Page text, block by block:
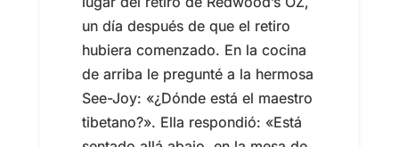
un día después de que el retiro
hubiera comenzado. En la cocina
de arriba le pregunté a la hermosa
See-Joy: «¿Dónde está el maestro
tibetano?». Ella respondió: «Está